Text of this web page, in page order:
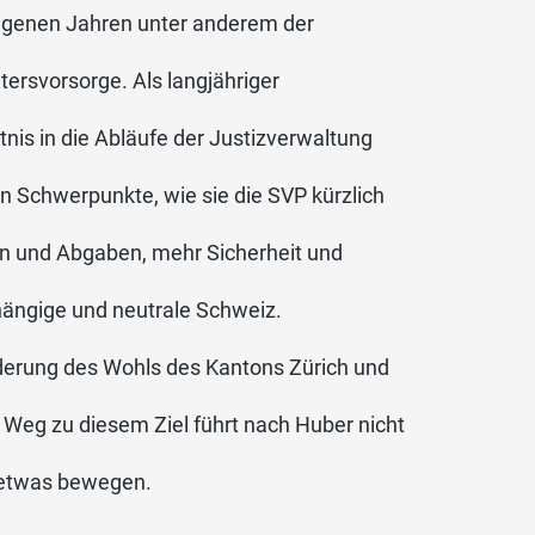
Jahren unter anderem der
Als langjähriger
in die Abläufe der Justizverwaltung
wie sie die SVP kürzlich
und Abgaben, mehr Sicherheit und
und neutrale Schweiz.
des Wohls des Kantons Zürich und
zu diesem Ziel führt nach Huber nicht
bewegen.